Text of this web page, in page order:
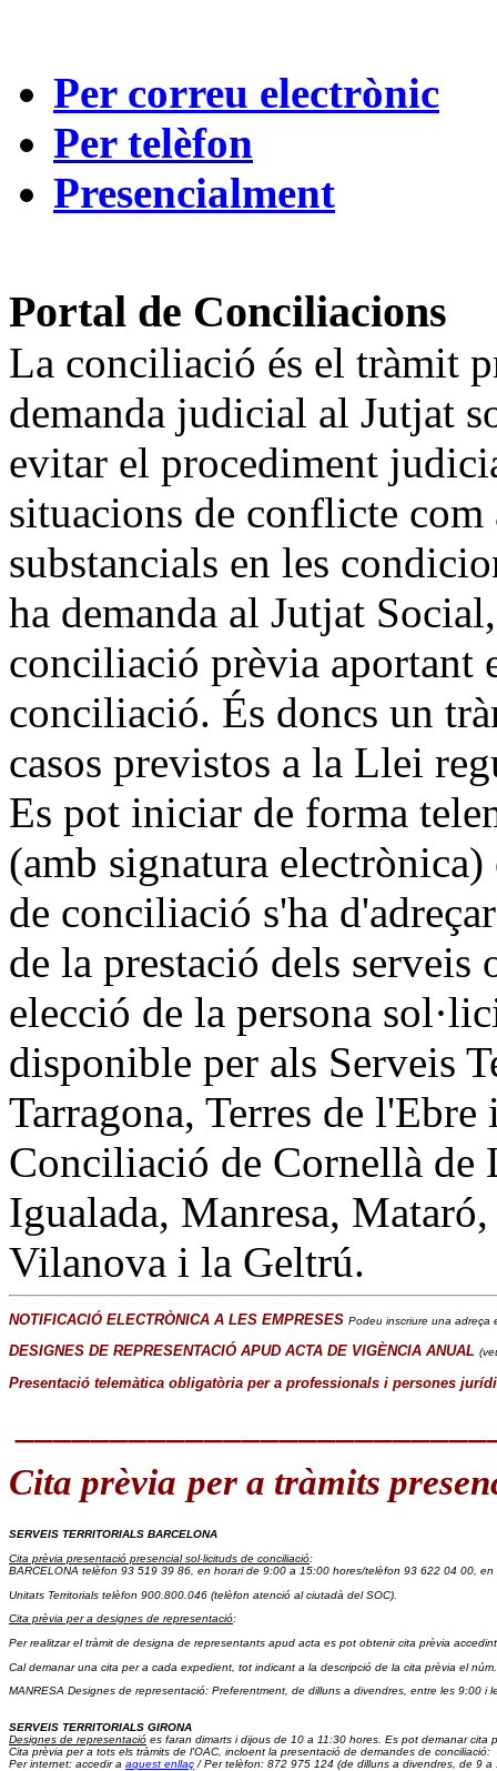
Per correu electrònic
Per telèfon
Presencialment
Portal de Conciliacions
La conciliació és el tràmit
demanda judicial al Jutjat
evitar el procediment
situacions de conflicte com
substancials en les
ha demanda al Jutjat
conciliació prèvia aportant
conciliació. És doncs un
casos previstos a la Llei
Es pot iniciar de forma
(amb signatura
de conciliació s'ha
de la prestació dels
elecció de la persona
disponible per als Serveis
Tarragona, Terres de
Conciliació de Cornellà de
Igualada, Manresa,
Vilanova i la Geltrú.
NOTIFICACIÓ ELECTRÒNICA A LES EMPRESES Podeu inscriure una adreça
DESIGNES DE REPRESENTACIÓ APUD ACTA DE VIGÈNCIA ANUAL
Presentació telemàtica obligatòria per a professionals i persones
Cita prèvia per a tràmits
SERVEIS TERRITORIALS BARCELONA
Cita prèvia presentació presencial sol·licituds de conciliació:
BARCELONA telèfon 93 519 39 86 , en horari de 9:00 a 15:00 hores/telèfon 93 622 04 00,
Unitats Territorials telèfon 900.800.046 (telèfon atenció al ciutadà del SOC).
Cita prèvia per a designes de representació:
Per realitzar el tràmit de designa de representants apud acta es pot obtenir cita prèvia
Cal demanar una cita per a cada expedient, tot indicant a la descripció de la cita prèvia el
MANRESA Designes de representació: Preferentment, de dilluns a divendres, entre les 9:00 i
SERVEIS TERRITORIALS GIRONA
Designes de representació es faran dimarts i dijous de 10 a 11:30 hores. Es pot demanar cita
Cita prèvia per a tots els tràmits de l'OAC, incloent la presentació de demandes de conciliació:
Per internet: accedir a aquest enllaç / Per telèfon: 872 975 124 (de dilluns a divendres, de 9